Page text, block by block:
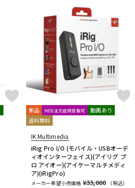
新品 WEB注文店頭受取可
動画あり
送料無料
IK Multimedia
iRig Pro I/O (モバイル・USBオーデ
ィオインターフェイス)(アイリグ プ
ロ アイオー)(アイケーマルチメディ
ア)(iRigPro)
メーカー希望小売価格 ¥33,000
（税込）